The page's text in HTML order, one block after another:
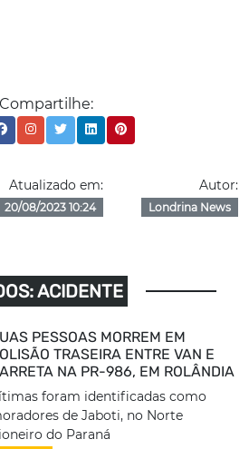
Compartilhe:
Atualizado em:
20/08/2023 10:24
Autor:
Londrina News
ACIDENTE
PESSOAS MORREM EM
TRASEIRA ENTRE VAN E
NA PR-986, EM ROLÂNDIA
foram identificadas como
de Jaboti, no Norte
do Paraná